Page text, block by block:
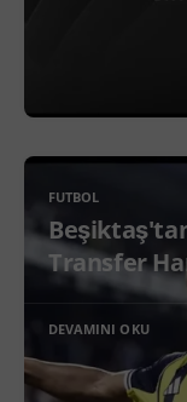
FUTBOL
Transfer
DEVAMINI OKU